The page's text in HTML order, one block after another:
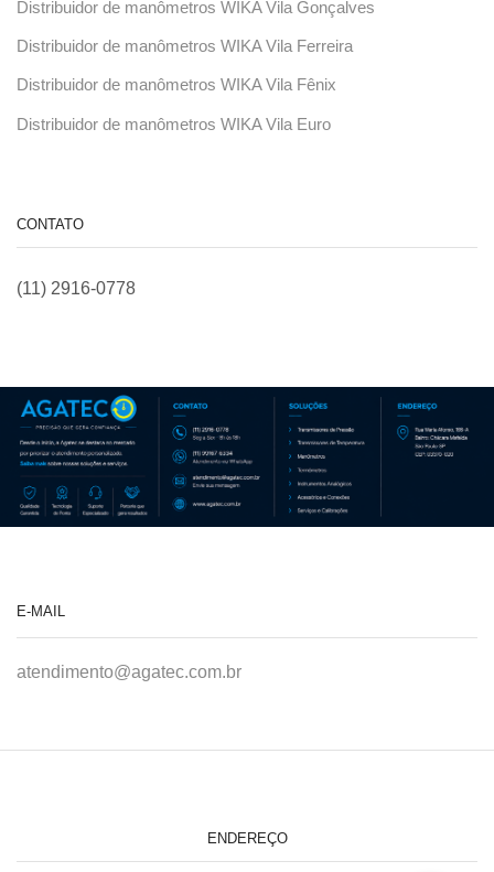
Distribuidor de manômetros WIKA Vila Gonçalves
Distribuidor de manômetros WIKA Vila Ferreira
Distribuidor de manômetros WIKA Vila Fênix
Distribuidor de manômetros WIKA Vila Euro
CONTATO
(11) 2916-0778
E-MAIL
atendimento@agatec.com.br
ENDEREÇO